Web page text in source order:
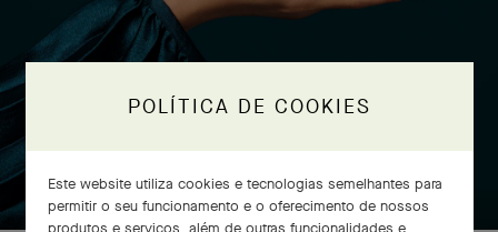
POLÍTICA DE COOKIES
Este website utiliza cookies e tecnologias semelhantes para
permitir o seu funcionamento e o oferecimento de nossos
produtos e serviços, além de outras funcionalidades e